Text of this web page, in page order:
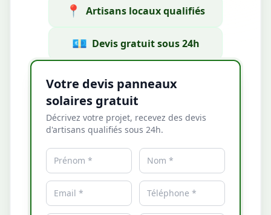
📍 Artisans locaux qualifiés
💶 Devis gratuit sous 24h
Votre devis panneaux
solaires gratuit
Décrivez votre projet, recevez des devis
d'artisans qualifiés sous 24h.